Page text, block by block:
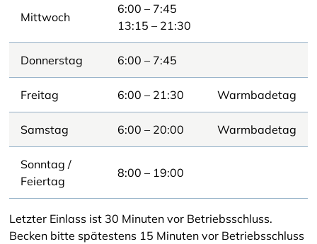
Letzter Einlass ist 30 Minuten vor Betriebsschluss.
Becken bitte spätestens 15 Minuten vor Betriebsschluss
Mittwoch
6:00 – 7:45
13:15 – 21:30
Donnerstag 6:00 – 7:45
Freitag 6:00 – 21:30 Warmbadetag
Samstag 6:00 – 20:00 Warmbadetag
Sonntag /
Feiertag
8:00 – 19:00